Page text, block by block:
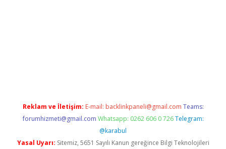
Reklam ve İletişim: E-mail: backlinkpaneli@gmail.com Teams:
forumhizmeti@gmail.com Whatsapp: 0262 606 0 726 Telegram:
@karabul
Yasal Uyarı: Sitemiz, 5651 Sayılı Kanun gereğince Bilgi Teknolojileri